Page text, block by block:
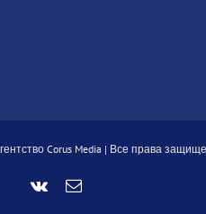
Corus Media | Все права
Vk Email